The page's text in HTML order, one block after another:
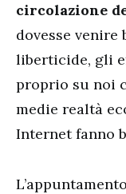
circolazione
dovesse
liberticide, gli
proprio su noi
medie realtà
Internet fanno